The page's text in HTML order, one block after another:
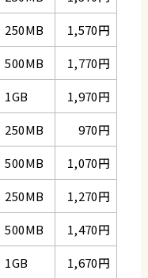
250MB
1,570円
500MB
1,770円
1GB
1,970円
250MB
970円
500MB
1,070円
250MB
1,270円
500MB
1,470円
1GB
1,670円